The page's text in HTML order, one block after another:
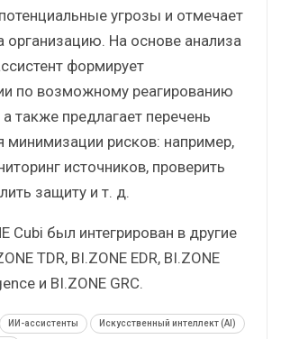
угрозы и отмечает
организацию. На основе анализа
формирует
по возможному реагированию
также предлагает перечень
минимизации рисков: например,
источников, проверить
защиту и т. д.
Cubi был интегрирован в другие
TDR, BI.ZONE EDR, BI.ZONE
и BI.ZONE GRC.
ИИ-ассистенты Искусственный интеллект (AI)